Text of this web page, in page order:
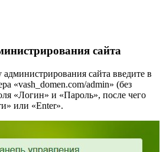
сайта
администрирования сайта введите в
«vash_domen.сom/admin» (без
«Логин» и «Пароль», после чего
или «Enter».